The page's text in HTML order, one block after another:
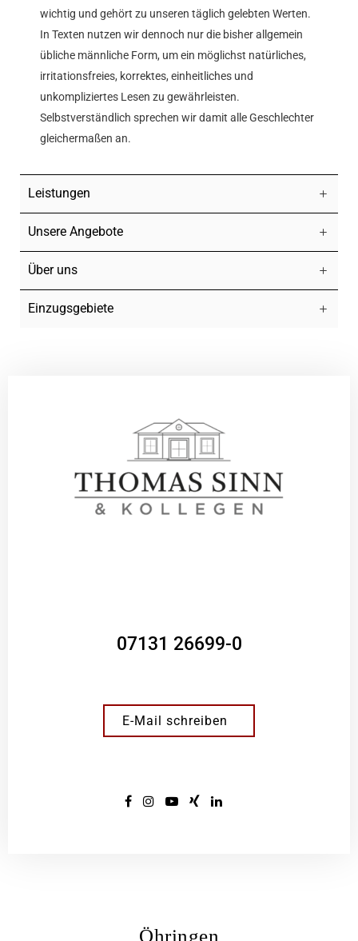
wichtig und gehört zu unseren täglich gelebten Werten.
In Texten nutzen wir dennoch nur die bisher allgemein
übliche männliche Form, um ein möglichst natürliches,
irritationsfreies, korrektes, einheitliches und
unkompliziertes Lesen zu gewährleisten.
Selbstverständlich sprechen wir damit alle Geschlechter
gleichermaßen an.
Leistungen
Unsere Angebote
Über uns
Einzugsgebiete
07131 26699-0
E-Mail schreiben
Öhringen